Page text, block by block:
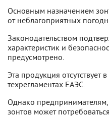
Основным назначением
от неблагоприятных
Законодательством
характеристик и
предусмотрено.
Эта продукция
техрегламентах ЕАЭС.
Однако
зонтов может